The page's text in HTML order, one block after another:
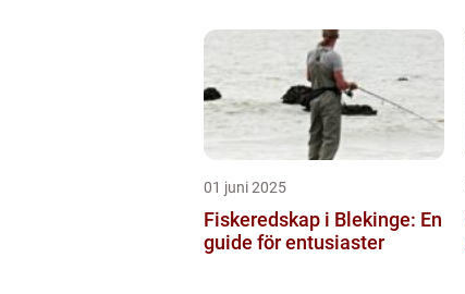
01 juni 2025
Fiskeredskap i Blekinge: En
guide för entusiaster